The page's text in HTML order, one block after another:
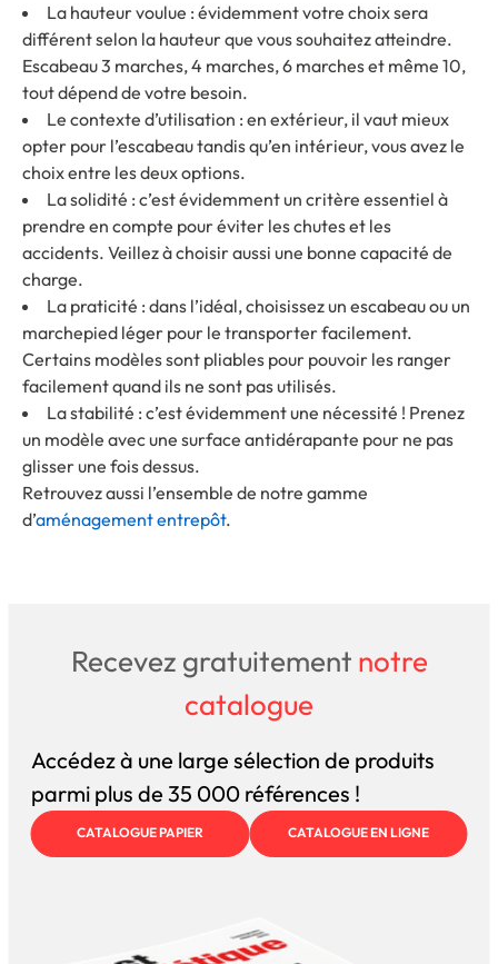
La hauteur voulue : évidemment votre choix sera
différent selon la hauteur que vous souhaitez atteindre.
Escabeau 3 marches, 4 marches, 6 marches et même 10,
tout dépend de votre besoin.
Le contexte d’utilisation : en extérieur, il vaut mieux
opter pour l’escabeau tandis qu’en intérieur, vous avez le
choix entre les deux options.
La solidité : c’est évidemment un critère essentiel à
prendre en compte pour éviter les chutes et les
accidents. Veillez à choisir aussi une bonne capacité de
charge.
La praticité : dans l’idéal, choisissez un escabeau ou un
marchepied léger pour le transporter facilement.
Certains modèles sont pliables pour pouvoir les ranger
facilement quand ils ne sont pas utilisés.
La stabilité : c’est évidemment une nécessité ! Prenez
un modèle avec une surface antidérapante pour ne pas
glisser une fois dessus.
Retrouvez aussi l’ensemble de notre gamme
d’aménagement entrepôt.
Recevez gratuitement notre
catalogue
Accédez à une large sélection de produits
parmi plus de 35 000 références !
CATALOGUE PAPIER CATALOGUE EN LIGNE